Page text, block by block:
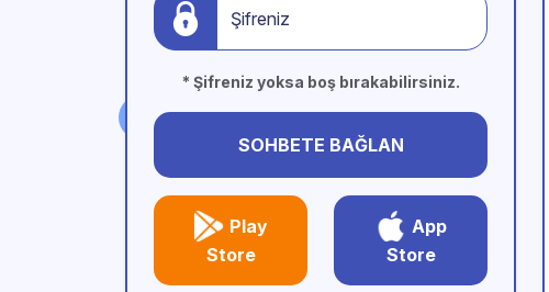
Şifreniz
* Şifreniz yoksa boş bırakabilirsiniz.
SOHBETE BAĞLAN
Play
Store
App
Store